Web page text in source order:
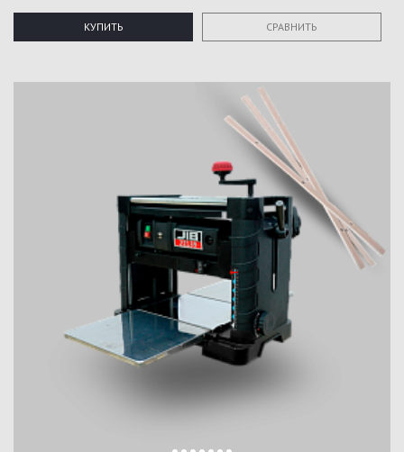
КУПИТЬ СРАВНИТЬ